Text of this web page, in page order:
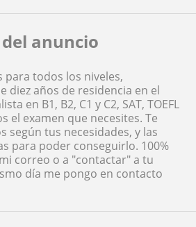
anuncio
para todos los niveles,
diez años de residencia en el
en B1, B2, C1 y C2, SAT, TOEFL
el examen que necesites. Te
según tus necesidades, y las
para poder conseguirlo. 100%
correo o a "contactar" a tu
día me pongo en contacto